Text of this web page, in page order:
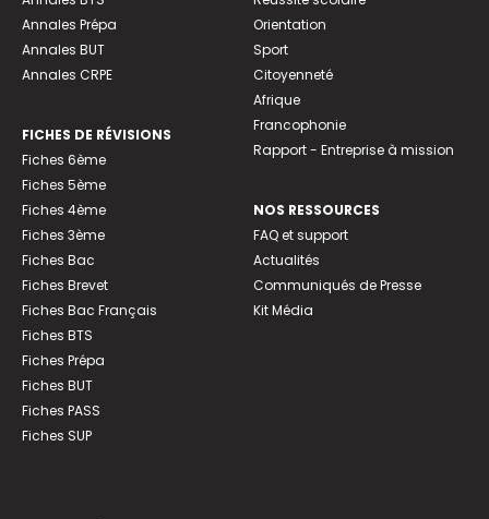
Annales Prépa
Annales BUT
Annales CRPE
FICHES DE RÉVISIONS
Fiches 6ème
Fiches 5ème
Fiches 4ème
Fiches 3ème
Fiches Bac
Fiches Brevet
Fiches Bac Français
Fiches BTS
Fiches Prépa
Fiches BUT
Fiches PASS
Fiches SUP
Orientation
Sport
Citoyenneté
Afrique
Francophonie
Rapport - Entreprise à mission
NOS RESSOURCES
FAQ et support
Actualités
Communiqués de Presse
Kit Média